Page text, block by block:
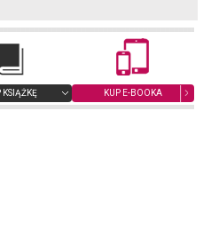
KSIĄŻKĘ KUP E-BOOKA